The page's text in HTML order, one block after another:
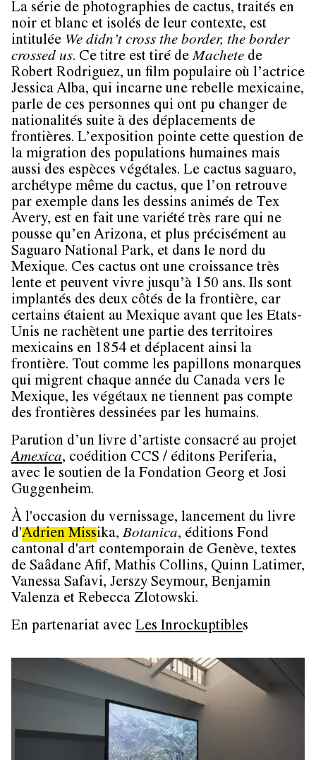
La série de photographies de cactus, traités en
noir et blanc et isolés de leur contexte, est
intitulée We didn’t cross the border, the border
crossed us. Ce titre est tiré deMachete de
Robert Rodriguez, un film populaire où l’actrice
Jessica Alba, qui incarne une rebelle mexicaine,
parle de ces personnes qui ont pu changer de
nationalités suite à des déplacements de
frontières. L’exposition pointe cette question de
la migration des populations humaines mais
aussi des espèces végétales. Le cactus saguaro,
archétype même du cactus, que l’on retrouve
par exemple dans les dessins animés de Tex
Avery, est en fait une variété très rare qui ne
pousse qu’en Arizona, et plus précisément au
Saguaro National Park, et dans le nord du
Mexique. Ces cactus ont une croissance très
lente et peuvent vivre jusqu’à 150 ans. Ils sont
implantés des deux côtés de la frontière, car
certains étaient au Mexique avant que les Etats-
Unis ne rachètent une partie des territoires
mexicains en 1854 et déplacent ainsi la
frontière. Tout comme les papillons monarques
qui migrent chaque année du Canada vers le
Mexique, les végétaux ne tiennent pas compte
des frontières dessinées par les humains.
Parution d’un livre d’artiste consacré au projet
Amexica, coédition CCS / éditons Periferia,
avec le soutien de la Fondation Georg et Josi
Guggenheim.
À l'occasion du vernissage, lancement du livre
d'Adrien Missika, Botanica, éditions Fond
cantonal d'art contemporain de Genève, textes
de Saâdane Afif, Mathis Collins, Quinn Latimer,
Vanessa Safavi, Jerszy Seymour, Benjamin
Valenza et Rebecca Zlotowski.
En partenariat avec Les Inrockuptibles